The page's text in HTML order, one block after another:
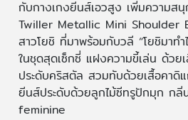
กับกางเกงยีนส์เอวสูง เพิ่มความสนุ
Twiller Metallic Mini Shoulder
สาวโยชิ ที่มาพร้อมกับวลี “โยชิมาท
ในชุดสุดเซ็กซี่ แฝงความขี้เล่น ด้วย
ประดับคริสตัล สวมทับด้วยเสื้อคาดิ
ยีนส์ประดับด้วยลูกไม้ซีทรูปักมุก กลิ่
feminine